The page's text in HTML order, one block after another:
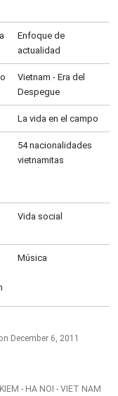
Enfoque de
actualidad
Vietnam - Era del
Despegue
La vida en el campo
54 nacionalidades
vietnamitas
Vida social
Música
December 6, 2011
- HA NOI - VIET NAM